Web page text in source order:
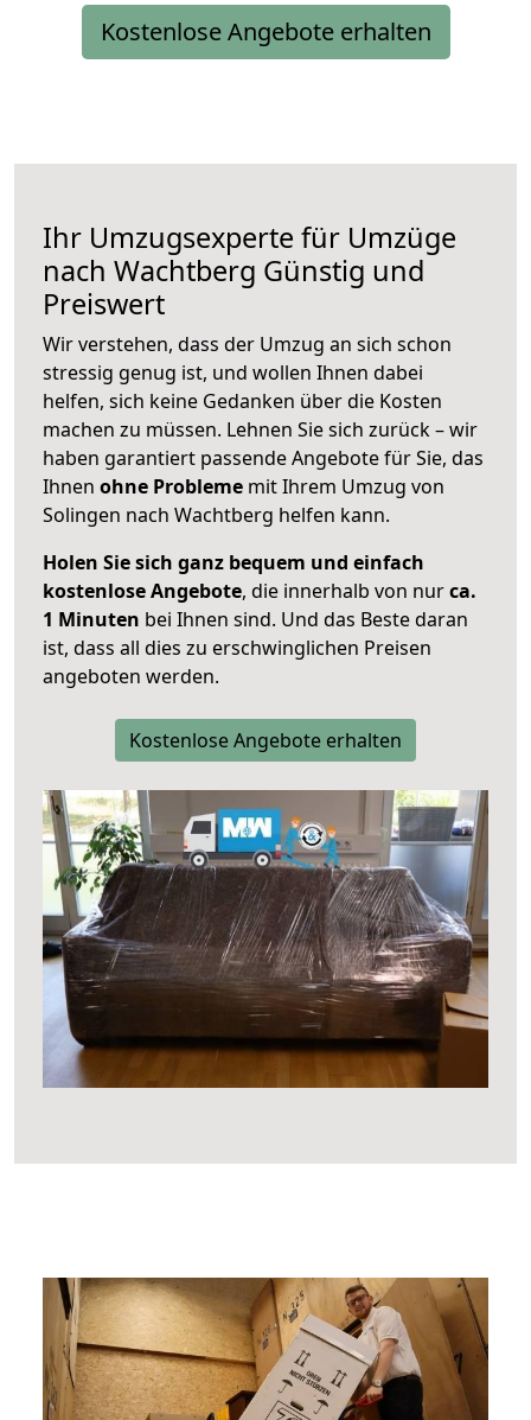
Kostenlose Angebote erhalten
Ihr Umzugsexperte für Umzüge
nach Wachtberg Günstig und
Preiswert
Wir verstehen, dass der Umzug an sich schon
stressig genug ist, und wollen Ihnen dabei
helfen, sich keine Gedanken über die Kosten
machen zu müssen. Lehnen Sie sich zurück – wir
haben garantiert passende Angebote für Sie, das
Ihnen ohne Probleme mit Ihrem Umzug von
Solingen nach Wachtberg helfen kann.
Holen Sie sich ganz bequem und einfach
kostenlose Angebote, die innerhalb von nurca.
1 Minuten bei Ihnen sind. Und das Beste daran
ist, dass all dies zu erschwinglichen Preisen
angeboten werden.
Kostenlose Angebote erhalten